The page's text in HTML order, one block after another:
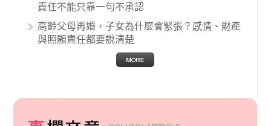
責任不能只靠一句不承認
高齡父母再婚，子女為什麼會緊張？感情、財產
與照顧責任都要說清楚